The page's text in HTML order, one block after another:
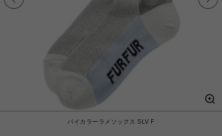
バイカラーラメソックス SLV F